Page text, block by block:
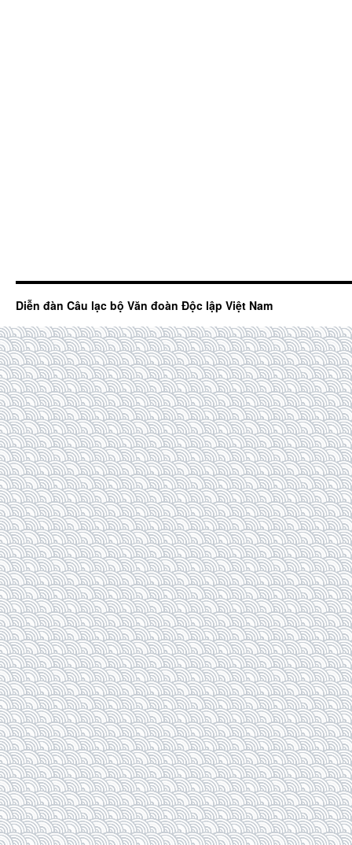
Diễn đàn Câu lạc bộ Văn đoàn Độc lập Việt Nam